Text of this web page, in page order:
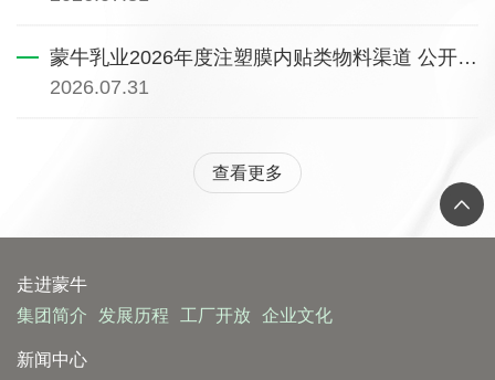
蒙牛乳业2026年度注塑膜内贴类物料渠道 公开寻源公告
2026.07.31
查看更多
走进蒙牛
集团简介
发展历程 工厂开放 企业文化
新闻中心